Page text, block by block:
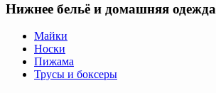
Нижнее бельё и домашняя одежда
Майки
Носки
Пижама
Трусы и боксеры